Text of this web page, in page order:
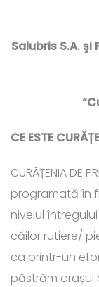
Salubris S.A.
CE ESTE
CURĂȚENIA DE
programată în
nivelul
căilor rutiere/
ca printr-un
păstrăm orașul